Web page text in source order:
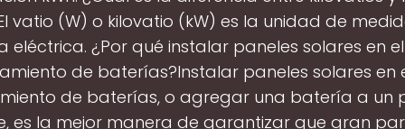
vatio (W) o kilovatio (kW) es la unidad de
eléctrica. ¿Por qué instalar paneles solares en
de baterías?Instalar paneles solares en
de baterías, o agregar una batería a un
es la mejor manera de garantizar que gran